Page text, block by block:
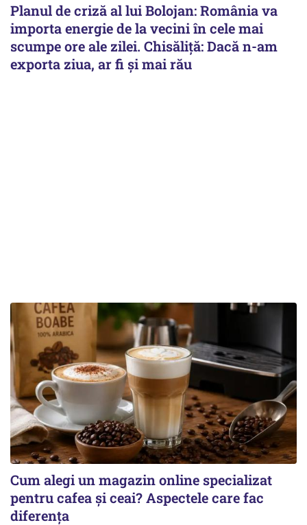
Planul de criză al lui Bolojan: România va
importa energie de la vecini în cele mai
scumpe ore ale zilei. Chisăliță: Dacă n-am
exporta ziua, ar fi și mai rău
Cum alegi un magazin online specializat
pentru cafea și ceai? Aspectele care fac
diferența